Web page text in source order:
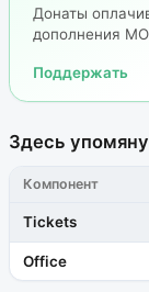
Донаты
дополнения
Поддержать
Здесь
Компонент
Tickets
Office